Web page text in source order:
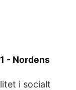
- Nordens
i socialt